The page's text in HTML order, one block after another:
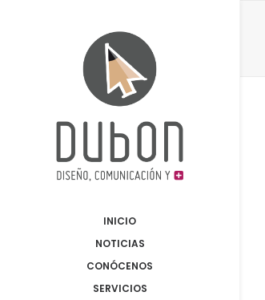
INICIO
NOTICIAS
CONÓCENOS
SERVICIOS